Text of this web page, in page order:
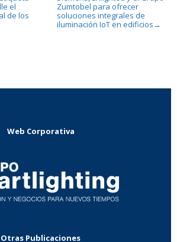
el
de los
Zumtobel para ofrecer
soluciones integrales de
iluminación IoT en edificios →
Web Corporativa
Otras Publicaciones